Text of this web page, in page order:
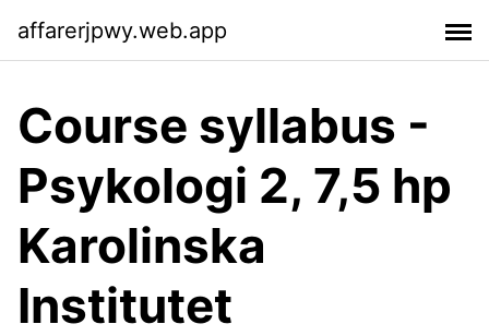
affarerjpwy.web.app
Course syllabus -
Psykologi 2, 7,5 hp
Karolinska
Institutet